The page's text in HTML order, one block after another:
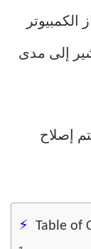
إلى مدى
إصلاح
Table of